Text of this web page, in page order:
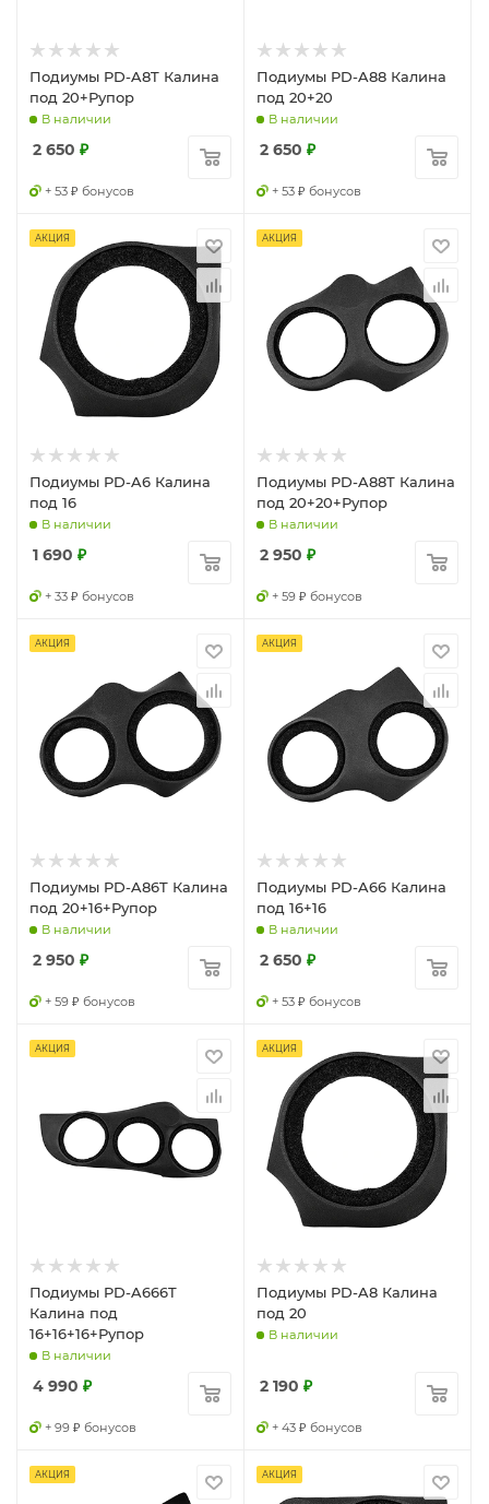
Подиумы PD-A8T Калина
под 20+Рупор
В наличии
2 650 ₽
+ 53 ₽ бонусов
Подиумы PD-A88 Калина
под 20+20
В наличии
2 650 ₽
+ 53 ₽ бонусов
АКЦИЯ
Подиумы PD-A6 Калина
под 16
В наличии
1 690 ₽
+ 33 ₽ бонусов
АКЦИЯ
Подиумы PD-A88T Калина
под 20+20+Рупор
В наличии
2 950 ₽
+ 59 ₽ бонусов
АКЦИЯ
Подиумы PD-A86T Калина
под 20+16+Рупор
В наличии
2 950 ₽
+ 59 ₽ бонусов
АКЦИЯ
Подиумы PD-A66 Калина
под 16+16
В наличии
2 650 ₽
+ 53 ₽ бонусов
АКЦИЯ
Подиумы PD-A666T
Калина под
16+16+16+Рупор
В наличии
4 990 ₽
+ 99 ₽ бонусов
АКЦИЯ
Подиумы PD-A8 Калина
под 20
В наличии
2 190 ₽
+ 43 ₽ бонусов
АКЦИЯ АКЦИЯ